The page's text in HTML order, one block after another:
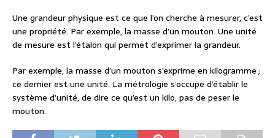
Une grandeur physique est ce que l’on cherche à mesurer, c’est
une propriété. Par exemple, la masse d’un mouton. Une unité
de mesure est l’étalon qui permet d’exprimer la grandeur.
Par exemple, la masse d’un mouton s’exprime en kilogramme ;
ce dernier est une unité. La métrologie s’occupe d’établir le
système d’unité, de dire ce qu’est un kilo, pas de peser le
mouton.